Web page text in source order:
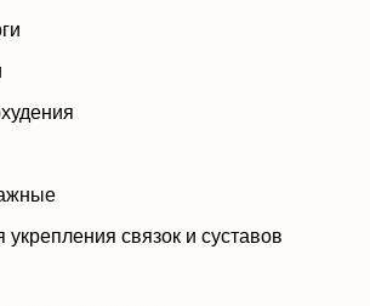
связок и суставов